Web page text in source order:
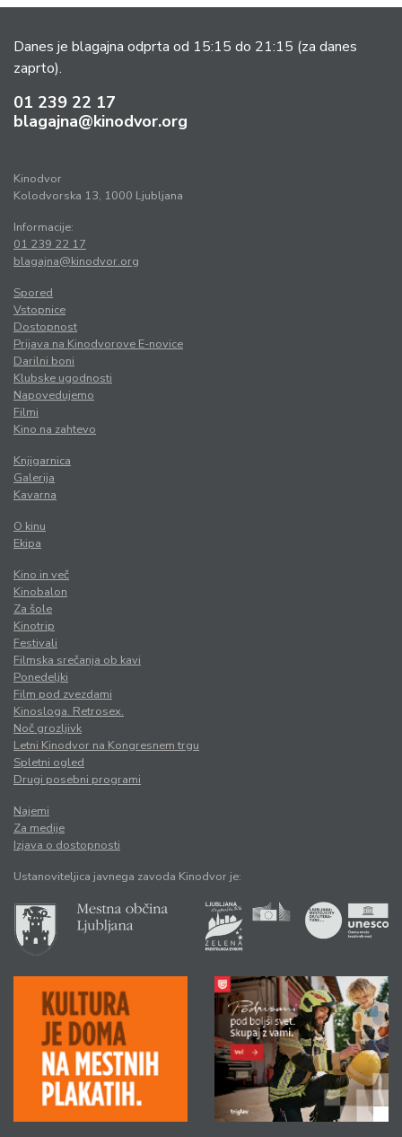
Danes je blagajna odprta od 15:15 do 21:15 (za danes
zaprto).
01 239 22 17
blagajna@kinodvor.org
Kinodvor
Kolodvorska 13, 1000 Ljubljana
Informacije:
01 239 22 17
blagajna@kinodvor.org
Spored
Vstopnice
Dostopnost
Prijava na Kinodvorove E-novice
Darilni boni
Klubske ugodnosti
Napovedujemo
Filmi
Kino na zahtevo
Knjigarnica
Galerija
Kavarna
O kinu
Ekipa
Kino in več
Kinobalon
Za šole
Kinotrip
Festivali
Filmska srečanja ob kavi
Ponedeljki
Film pod zvezdami
Kinosloga. Retrosex.
Noč grozljivk
Letni Kinodvor na Kongresnem trgu
Spletni ogled
Drugi posebni programi
Najemi
Za medije
Izjava o dostopnosti
Ustanoviteljica javnega zavoda Kinodvor je: